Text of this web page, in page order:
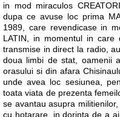
in mod miraculos
dupa ce avuse loc prima
1989, care revendicase in
LATIN, in momentul in
transmise in direct la radio,
doua limbi de stat, oamenii
orasului si din afara
unde avea loc sesiunea,
toata viata de prezenta
se avantau asupra
cu hotarare, in dorinta de a